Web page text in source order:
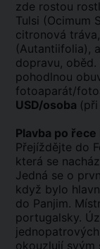
zde rostou
Tulsi (Ocimum
citronová
(Autantiifolia),
dopravu,
pohodlnou
fotoaparát/
USD/osoba
Plavba po
Přejíždějte do
která se
Jedná se o
když bylo
do Panjim.
portugalsky.
okouzlují svým